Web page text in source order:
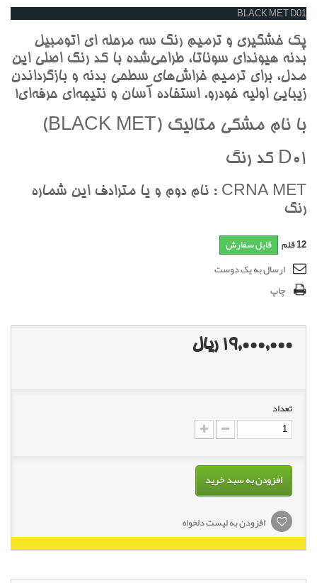
BLACK MET D01
پک خشگيري و ترميم رنگ سه مرحله اي اتومبيل
بدنه هيونداي سوناتا، طراحي‌شده با کد رنگ اصلي اين
مدل، براي ترميم خراش‌هاي سطحي بدنه و بازگرداندن
زيبايي اوليه خودرو. استفاده آسان و نتيجه‌اي حرفه‌اي!
با نام مشکي متاليک (BLACK MET)
D01 کد رنگ
CRNA MET : نام دوم و يا مترادف اين شماره
رنگ
12قلم قابل سفارش
ارسال به یک دوست
چاپ
19,000,000 ریال
تعداد
افزودن به سبد خرید
افزودن به لیست دلخواه